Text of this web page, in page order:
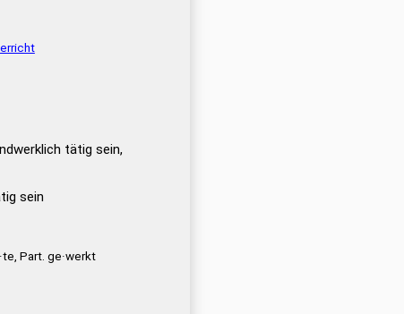
tätig sein,
sein
Part. ge·werkt